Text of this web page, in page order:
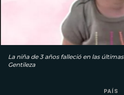
La niña de 3 años falleció en las
Gentileza
PAÍS